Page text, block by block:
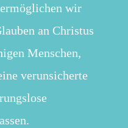
wir
an Christus
Menschen,
verunsicherte